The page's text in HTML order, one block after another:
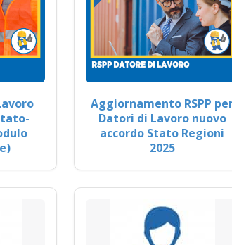
Aggiornamento RSPP
Datori di Lavoro nuovo
accordo Stato Regioni
2025